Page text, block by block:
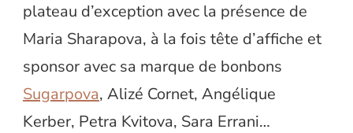
plateau d’exception avec la présence de
Maria Sharapova, à la fois tête d’affiche et
sponsor avec sa marque de bonbons
Sugarpova, Alizé Cornet, Angélique
Kerber, Petra Kvitova, Sara Errani…